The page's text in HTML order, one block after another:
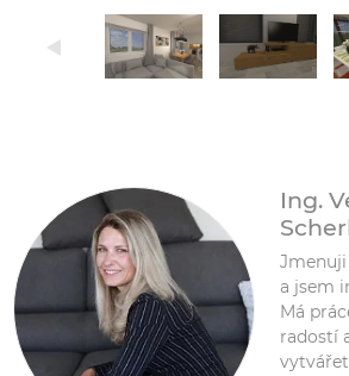
Ing.
Jmenuji
a jsem
Má
radostí